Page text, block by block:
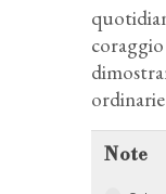
Note